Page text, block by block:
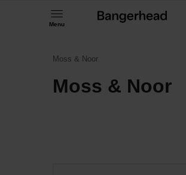
Menu
Moss & Noor
Moss & Noor